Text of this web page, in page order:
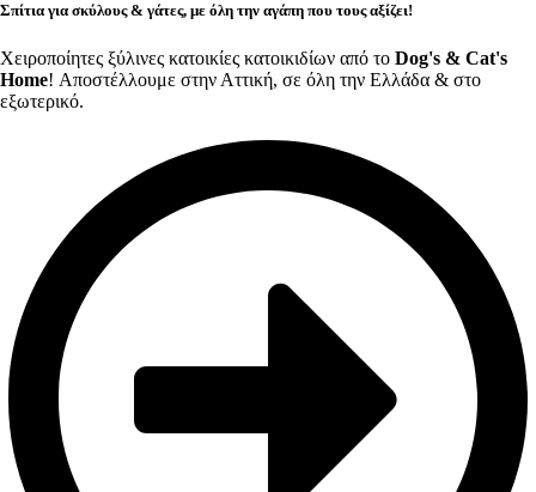
Σπίτια για σκύλους & γάτες, με όλη την αγάπη που τους αξίζει!
Χειροποίητες ξύλινες κατοικίες κατοικιδίων από το Dog's & Cat's
Home! Αποστέλλουμε στην Αττική, σε όλη την Ελλάδα & στο
εξωτερικό.